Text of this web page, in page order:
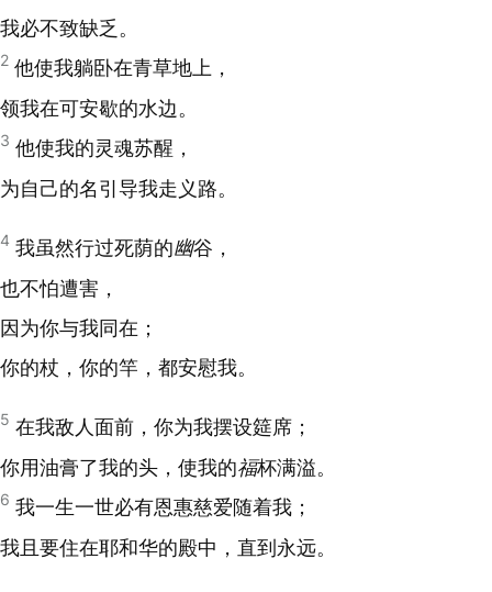
我必不致缺乏。
2 他使我躺卧在青草地上，
领我在可安歇的水边。
3 他使我的灵魂苏醒，
为自己的名引导我走义路。
4 我虽然行过死荫的幽谷，
也不怕遭害，
因为你与我同在；
你的杖，你的竿，都安慰我。
5 在我敌人面前，你为我摆设筵席；
你用油膏了我的头，使我的福杯满溢。
6 我一生一世必有恩惠慈爱随着我；
我且要住在耶和华的殿中，直到永远。